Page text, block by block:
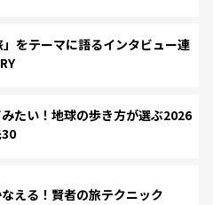
をテーマに語るインタビュー連
たい！地球の歩き方が選ぶ2026
える！賢者の旅テクニック